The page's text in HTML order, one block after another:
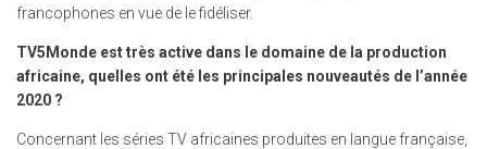
francophones en vue de le fidéliser.
TV5Monde est très active dans le domaine de la production
africaine, quelles ont été les principales nouveautés de l’année
2020 ?
Concernant les séries TV africaines produites en langue française,